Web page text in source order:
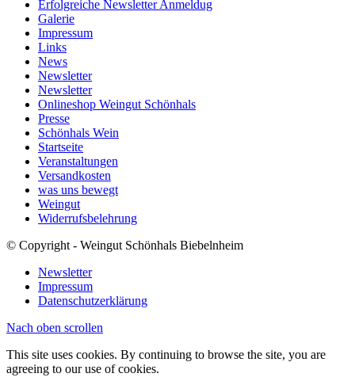
Erfolgreiche Newsletter Anmeldug
Galerie
Impressum
Links
News
Newsletter
Newsletter
Onlineshop Weingut Schönhals
Presse
Schönhals Wein
Startseite
Veranstaltungen
Versandkosten
was uns bewegt
Weingut
Widerrufsbelehrung
© Copyright - Weingut Schönhals Biebelnheim
Newsletter
Impressum
Datenschutzerklärung
Nach oben scrollen
This site uses cookies. By continuing to browse the site, you are
agreeing to our use of cookies.